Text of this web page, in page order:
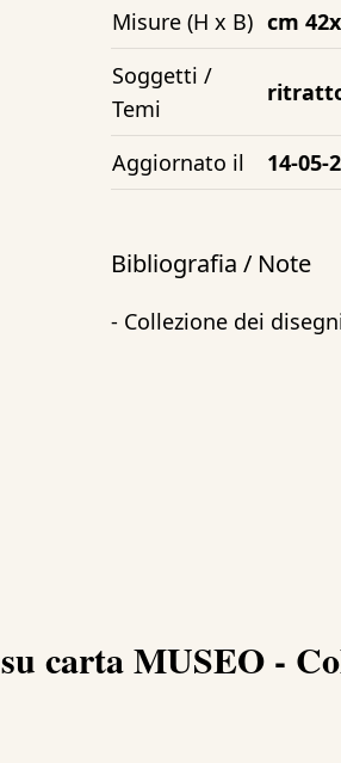
Misure (H x B) cm
Soggetti /
Temi
Aggiornato il 14-05-
Bibliografia / Note
- Collezione dei
carta MUSEO -